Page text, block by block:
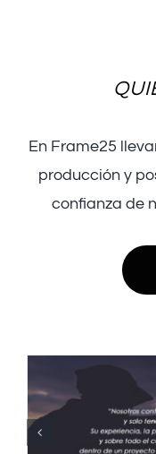
En Frame25
producción y
confianza de